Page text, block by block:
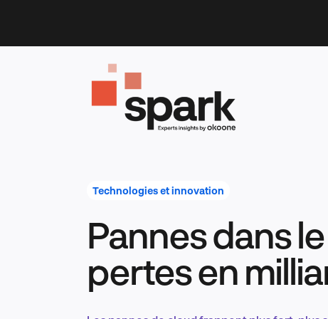
content
Technologies et innovation
Pannes dans
pertes en